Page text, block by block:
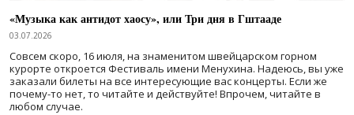
«Музыка как антидот хаосу», или Три дня в Гштааде
03.07.2026
Совсем скоро, 16 июля, на знаменитом швейцарском горном
курорте откроется Фестиваль имени Менухина. Надеюсь, вы уже
заказали билеты на все интересующие вас концерты. Если же
почему-то нет, то читайте и действуйте! Впрочем, читайте в
любом случае.